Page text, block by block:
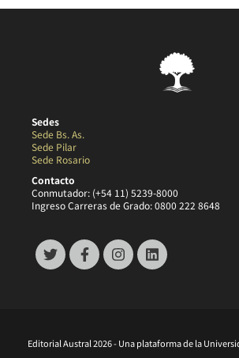
Sedes
Sede Bs. As.
Sede Pilar
Sede Rosario
Contacto
Conmutador: (+54 11) 5239-8000
Ingreso Carreras de Grado: 0800 222 8648
Editorial Austral 2026 - Una plataforma de la